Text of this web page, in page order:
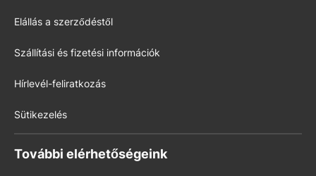
Elállás a szerződéstől
Szállítási és fizetési információk
Hírlevél-feliratkozás
Sütikezelés
További elérhetőségeink